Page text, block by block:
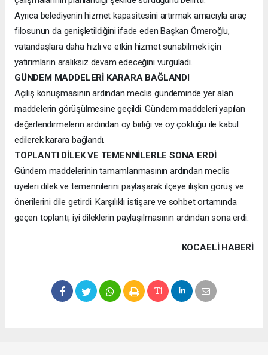
Ayrıca belediyenin hizmet kapasitesini artırmak amacıyla araç
filosunun da genişletildiğini ifade eden Başkan Ömeroğlu,
vatandaşlara daha hızlı ve etkin hizmet sunabilmek için
yatırımların aralıksız devam edeceğini vurguladı.
GÜNDEM MADDELERİ KARARA BAĞLANDI
Açılış konuşmasının ardından meclis gündeminde yer alan
maddelerin görüşülmesine geçildi. Gündem maddeleri yapılan
değerlendirmelerin ardından oy birliği ve oy çokluğu ile kabul
edilerek karara bağlandı.
TOPLANTI DİLEK VE TEMENNİLERLE SONA ERDİ
Gündem maddelerinin tamamlanmasının ardından meclis
üyeleri dilek ve temennilerini paylaşarak ilçeye ilişkin görüş ve
önerilerini dile getirdi. Karşılıklı istişare ve sohbet ortamında
geçen toplantı, iyi dileklerin paylaşılmasının ardından sona erdi.
KOCAELI HABERİ